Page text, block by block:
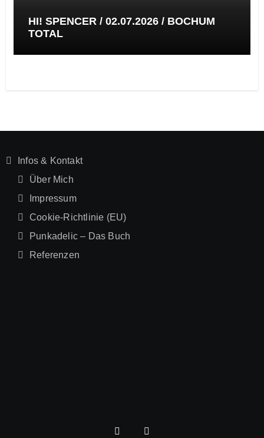
HI! SPENCER / 02.07.2026 / BOCHUM
TOTAL
Infos & Kontakt
Über Mich
Impressum
Cookie-Richtlinie (EU)
Punkadelic – Das Buch
Referenzen